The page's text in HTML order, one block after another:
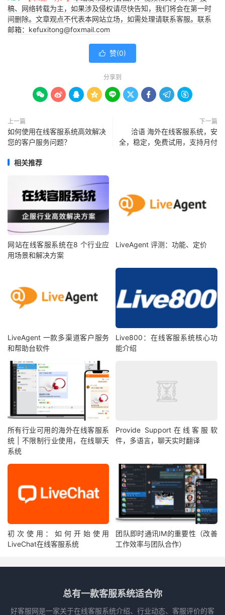
稿、网络转载为主，如果涉及侵权请尽快告知，我们将会在第一时
间删除。文章观点不代表本网站立场，如需处理请联系客服。联系
邮箱：kefuxitong@foxmail.com
 赞(0)
分享到
        
上一篇
如何使用在线客服系统高效解决
您的客户服务问题？
下一篇
洽语 海外在线客服系统，安
全，稳定，免费试用，支持月付
相关推荐
网站在线客服系统在8 个行业应
用场景和解决方案
LiveAgent 评测：功能、定价
LiveAgent 一款多渠道客户服务
和帮助台软件
Live800：在线客服系统核心功
能介绍
所有行业可用的海外在线客服系
统 | 不限制行业使用，在线聊天
系统
Provide Support在线客服软
件，多语言，聊天实时翻译
初次使用：如何开始使用
LiveChat在线客服系统
团队即时通讯IM的重要性（改善
工作效率与团队合作）
总有一款客服系统适合你
好客服网是一家关于在线客服系统介绍、行业动态、客服评价的客